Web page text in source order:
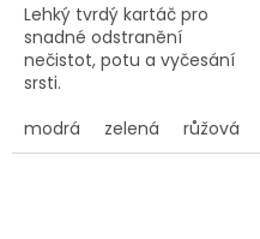
Lehký tvrdý kartáč pro
snadné odstranění
nečistot, potu a vyčesání
srsti.
modrá
zelená růžová